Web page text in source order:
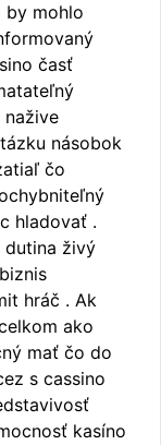
by mohlo
časť
násobok
čo
hladovať .
dutina živý
hráč . Ak
ako
mať čo do
s cassino
kasíno